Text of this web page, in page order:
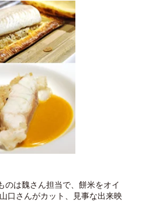
のは魏さん担当で、餅米をオイ
口さんがカット、見事な出来映